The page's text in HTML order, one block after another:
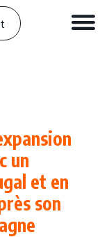
un
et en
son